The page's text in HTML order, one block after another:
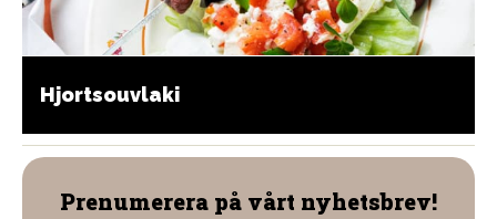
Hjortsouvlaki
Prenumerera på vårt nyhetsbrev!